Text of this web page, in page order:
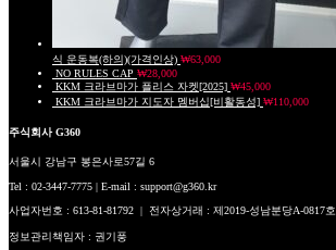
식 운동복(하의)(가격인상) ₩63,000
NO RULES CAP ₩28,000
KKM 크라브마가 플리스 자켓[2025] ₩45,000
KKM 크라브마가 지도자 멤버십[비활동성] ₩110,000
주식회사 G360
서울시 강남구 봉은사로57길 6
Tel : 02-3447-7775 | E-mail : support@g360.kr
사업자번호 : 613-81-81792 | 전자상거래 : 제2019-성남분당A-0817호
정보관리책임자 : 권기풍